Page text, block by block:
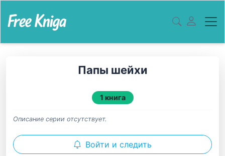
Папы шейхи
1 книга
Описание серии отсутствует.
Войти и следить